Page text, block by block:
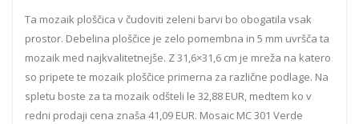
Ta mozaik ploščica v čudoviti zeleni barvi bo obogatila vsak
prostor. Debelina ploščice je zelo pomembna in 5 mm uvršča ta
mozaik med najkvalitetnejše. Z 31,6×31,6 cm je mreža na katero
so pripete te mozaik ploščice primerna za različne podlage. Na
spletu boste za ta mozaik odšteli le 32,88 EUR, medtem ko v
redni prodaji cena znaša 41,09 EUR. Mosaic MC 301 Verde